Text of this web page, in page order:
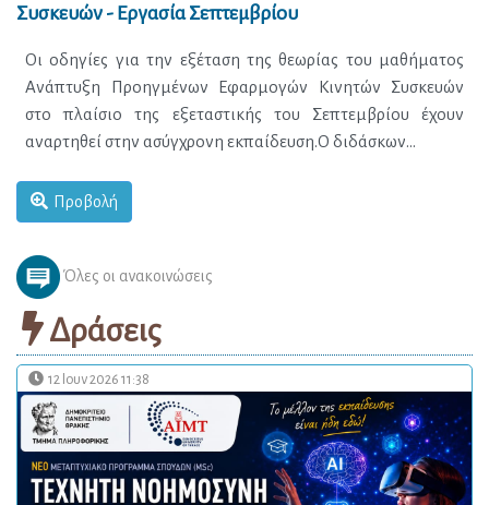
Συσκευών - Εργασία Σεπτεμβρίου
Προβολή
Όλες οι ανακοινώσεις
Δράσεις
12 Ιουν 2026 11:38